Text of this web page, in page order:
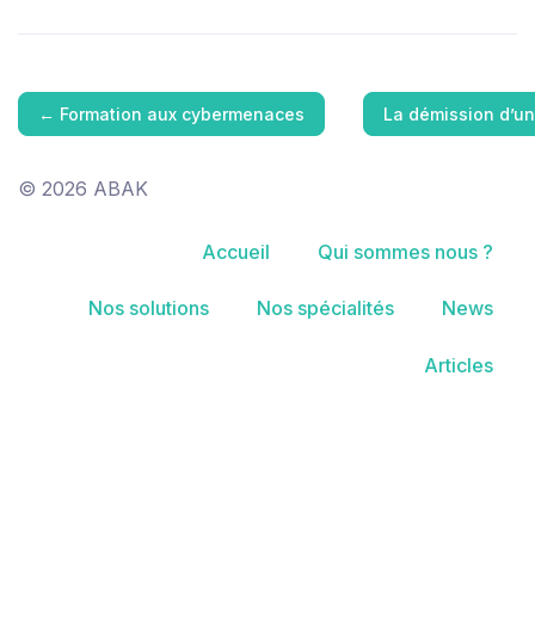
← Formation aux cybermenaces La démission
© 2026 ABAK
Accueil Qui sommes nous ?
Nos solutions Nos spécialités News
Articles